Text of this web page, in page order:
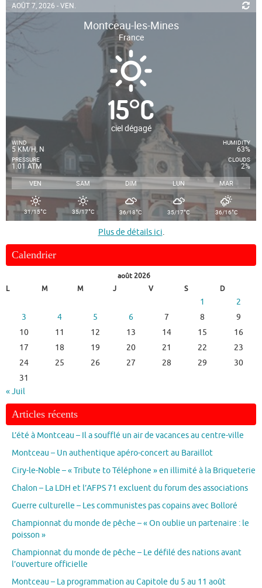
AOÛT 7, 2026 - VEN.
Montceau-les-Mines
France
15°C
ciel dégagé
WIND
5 KM/H, N
PRESSURE
1.01 ATM
HUMIDITY
63%
CLOUDS
2%
VEN SAM DIM LUN MAR
31/15°C 35/17°C 36/18°C 35/17°C 36/16°C
Plus de détails ici.
Calendrier
août 2026
L
M M J V S D
1
2
3
4 5 6 7 8
9
10
11 12 13 14 15
16
17
18 19 20 21 22
23
24
25 26 27 28 29
30
31
« Juil
Articles récents
L’été à Montceau – Il a soufflé un air de vacances au centre-ville
Montceau – Un authentique apéro-concert au Baraillot
Ciry-le-Noble – « Tribute to Téléphone » en illimité à la Briqueterie
Chalon – La LDH et l’AFPS 71 excluent du forum des associations
Guerre culturelle – Les communistes pas copains avec Bolloré
Championnat du monde de pêche – « On oublie un partenaire : le
poisson »
Championnat du monde de pêche – Le défilé des nations avant
l’ouverture officielle
Montceau – La programmation au Capitole du 5 au 11 août